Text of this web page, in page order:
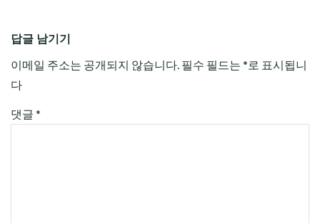
답글 남기기
이메일 주소는 공개되지 않습니다. 필수 필드는 * 로 표시됩니
다
댓글 *